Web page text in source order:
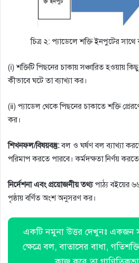
চিত্র ২: প্যাডেলে শক্তি ইনপুটের সাথে
(i) শক্তিটি পিছনের চাকায় সঞ্চারিত হওয়ায়
কীভাবে ঘটে তা ব্যাখ্যা কর।
(ii) প্যাডেল থেকে পিছনের চাকাতে শক্তি
কর।
শিখনফল/বিষয়বস্তু:বল ও ঘর্ষণ বল ব্যাখ্যা
পরিমাপ করতে পারবে। কর্মদক্ষতা নির্ণয়
নির্দেশনা এবং প্রয়ােজনীয় তথ্যপাঠ্য বইয়ের
পৃষ্ঠায় বর্ণিত অংশ অনুসরণ কর।
একটি নমুনা উত্তর দেখুনঃ একজন
ক্ষেত্রে বল, বাতাসের বাধা,